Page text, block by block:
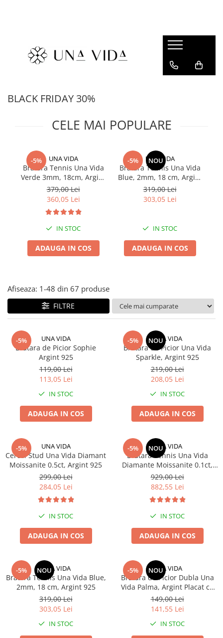
Cadouri pentru EA
CADOURI sub 150 lei - EL
BLACK FRIDAY 30%
CELE MAI POPULARE
-5% UNA VIDA
Bratara Tennis Una Vida
Verde 3mm, 18cm, Argint
925
379,00 Lei
360,05 Lei
IN STOC
ADAUGA IN COS
-5% NOU
UNA VIDA
Bratara Tennis Una Vida
Blue, 2mm, 18 cm, Argint
925
319,00 Lei
303,05 Lei
IN STOC
ADAUGA IN COS
Afiseaza: 1-48 din 67 produse
FILTRE
-5% UNA VIDA
Bratara de Picior Sophie
Argint 925
119,00 Lei
113,05 Lei
IN STOC
ADAUGA IN COS
-5% NOU
UNA VIDA
Bratara de Picior Una Vida
Sparkle, Argint 925
219,00 Lei
208,05 Lei
IN STOC
ADAUGA IN COS
-5% UNA VIDA
Cercei Stud Una Vida Diamant
Moissanite 0.5ct, Argint 925
299,00 Lei
284,05 Lei
IN STOC
ADAUGA IN COS
-5% NOU
UNA VIDA
Bratara Tennis Una Vida
Diamante Moissanite 0.1ct,
Masura 16 cm
929,00 Lei
882,55 Lei
IN STOC
ADAUGA IN COS
-5% NOU
UNA VIDA
Bratara Tennis Una Vida Blue,
2mm, 18 cm, Argint 925
319,00 Lei
303,05 Lei
IN STOC
-5% NOU
UNA VIDA
Bratara de Picior Dubla Una
Vida Palma, Argint Placat cu
Aur
149,00 Lei
141,55 Lei
IN STOC